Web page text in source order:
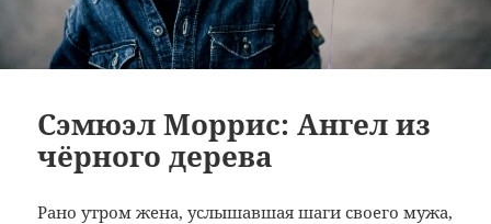
Сэмюэл Моррис: Ангел из
чёрного дерева
Рано утром жена, услышавшая шаги своего мужа,